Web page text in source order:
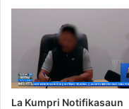
La Kumpri Notifikasaun